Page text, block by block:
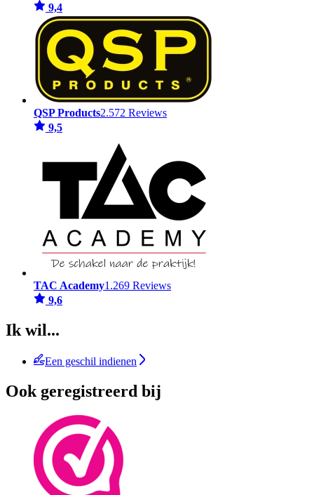
9,4
QSP Products2.572 Reviews
9,5
TAC Academy1.269 Reviews
9,6
Ik wil...
Een geschil indienen
Ook geregistreerd bij